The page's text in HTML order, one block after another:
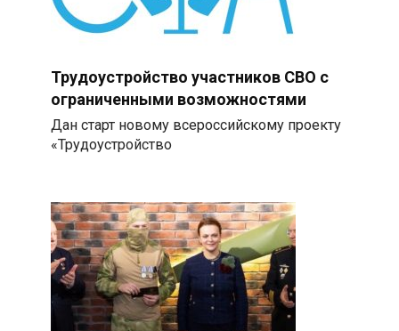
Трудоустройство участников СВО с
ограниченными возможностями
Дан старт новому всероссийскому проекту
«Трудоустройство